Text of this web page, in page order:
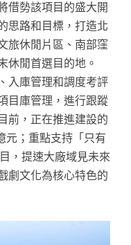
借勢該項目的盛大開
思路和目標，打造北
旅休閒片區、南部窪
休閒首選目的地。
入庫管理和調度考評
目庫管理，進行跟蹤
前，正在推進建設的
元；重點支持「只有
，提速大廠域見未來
劇文化為核心特色的